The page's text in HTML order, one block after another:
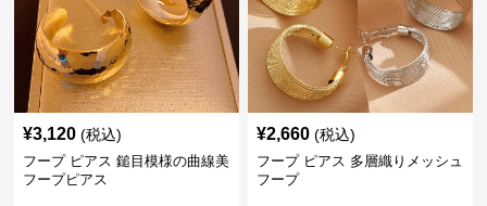
¥3,120 (税込)
フープ ピアス 鎚目模様の曲線美
フープピアス
¥2,660 (税込)
フープ ピアス 多層織りメッシュ
フープ